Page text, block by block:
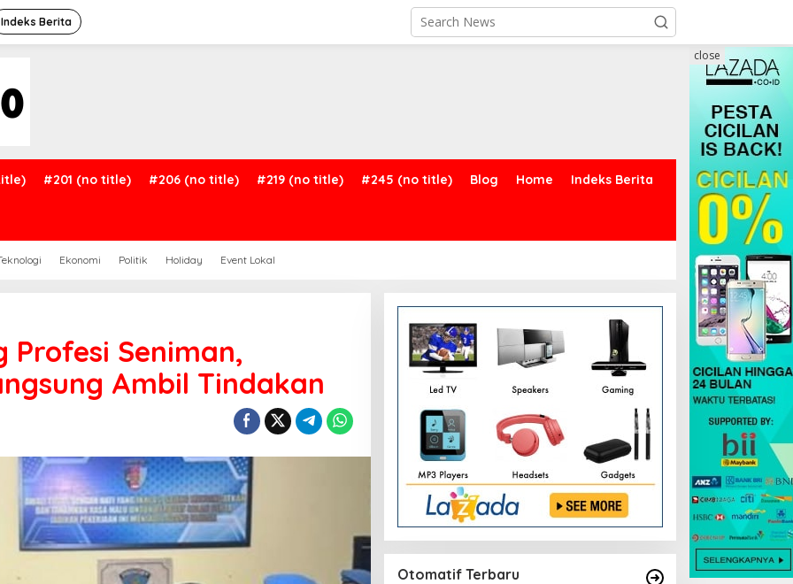
Indeks Berita
#201 (no title) #206 (no title) #219 (no title) #245 (no title) Blog Home Indeks Berita
Ekonomi Politik Holiday Event Lokal
close
Profesi Seniman,
Ambil Tindakan
Otomatif Terbaru